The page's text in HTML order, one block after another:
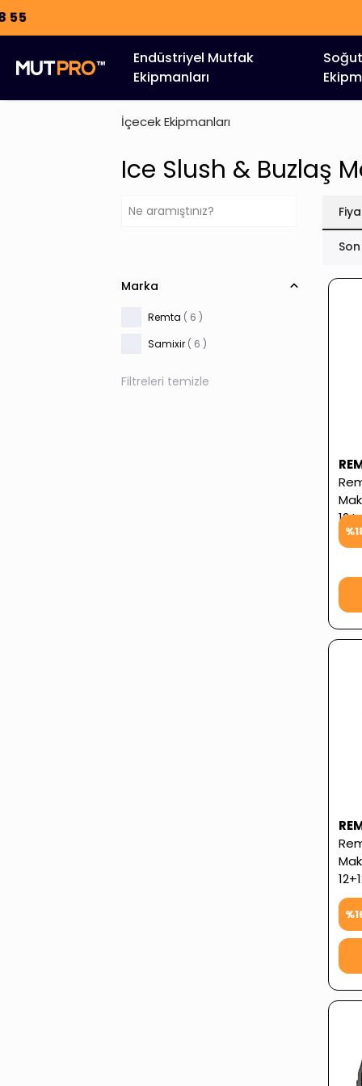
Endüstriyel Mutfak
Ekipmanları
İçecek Ekipmanları
Ice Slush & Buzlaş
Marka
Remta ( 6 )
Samixir ( 6 )
Filtreleri temizle
12
%
%